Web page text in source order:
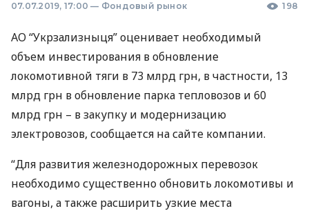
07.07.2019, 17:00 — Фондовый рынок 198
АО “Укрзализныця” оценивает необходимый
объем инвестирования в обновление
локомотивной тяги в 73 млрд грн, в частности, 13
млрд грн в обновление парка тепловозов и 60
млрд грн – в закупку и модернизацию
электровозов, сообщается на сайте компании.
“Для развития железнодорожных перевозок
необходимо существенно обновить локомотивы и
вагоны, а также расширить узкие места